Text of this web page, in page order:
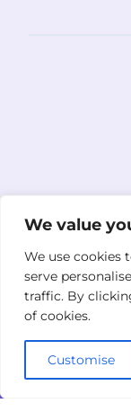
We value
We use cookies
serve
traffic. By
of cookies.
Customise